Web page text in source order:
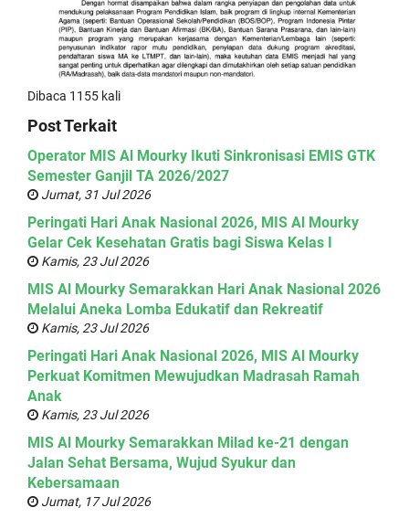
Dibaca 1155 kali
Post Terkait
Operator MIS Al Mourky Ikuti Sinkronisasi EMIS GTK
Semester Ganjil TA 2026/2027
Jumat, 31 Jul 2026
Peringati Hari Anak Nasional 2026, MIS Al Mourky
Gelar Cek Kesehatan Gratis bagi Siswa Kelas I
Kamis, 23 Jul 2026
MIS Al Mourky Semarakkan Hari Anak Nasional 2026
Melalui Aneka Lomba Edukatif dan Rekreatif
Kamis, 23 Jul 2026
Peringati Hari Anak Nasional 2026, MIS Al Mourky
Perkuat Komitmen Mewujudkan Madrasah Ramah
Anak
Kamis, 23 Jul 2026
MIS Al Mourky Semarakkan Milad ke-21 dengan
Jalan Sehat Bersama, Wujud Syukur dan
Kebersamaan
Jumat, 17 Jul 2026